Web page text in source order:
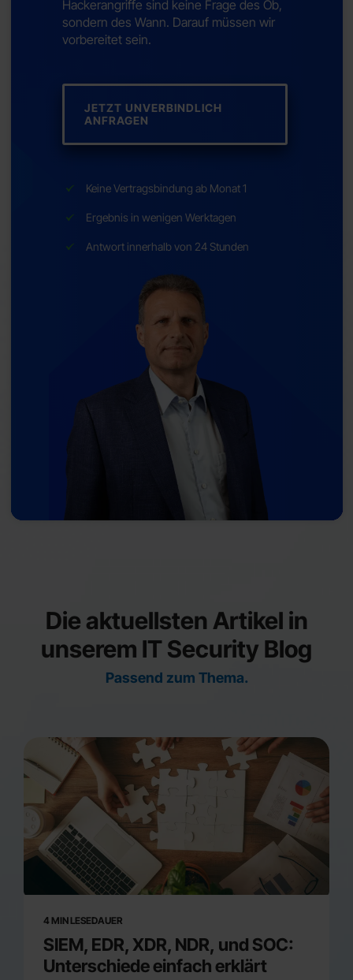
Hackerangriffe sind keine Frage des Ob,
sondern des Wann. Darauf müssen wir
vorbereitet sein.
JETZT UNVERBINDLICH
ANFRAGEN
Keine Vertragsbindung ab Monat 1
Ergebnis in wenigen Werktagen
Antwort innerhalb von 24 Stunden
Die aktuellsten Artikel in
unserem IT Security Blog
Passend zum Thema.
4 MIN LESEDAUER
SIEM, EDR, XDR, NDR, und SOC:
Unterschiede einfach erklärt